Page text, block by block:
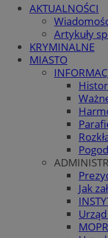
AKTUALNOŚCI
Artykuły
KRYMINALNE
MIASTO
Jak
MOPR